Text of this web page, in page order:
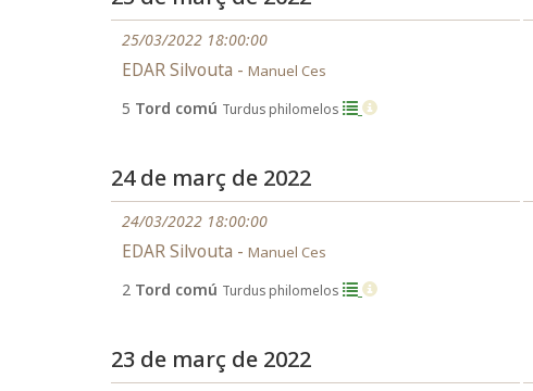
25/03/2022 18:00:00
EDAR Silvouta - Manuel Ces
5 Tord comú Turdus philomelos
24 de març de 2022
24/03/2022 18:00:00
EDAR Silvouta - Manuel Ces
2 Tord comú Turdus philomelos
23 de març de 2022